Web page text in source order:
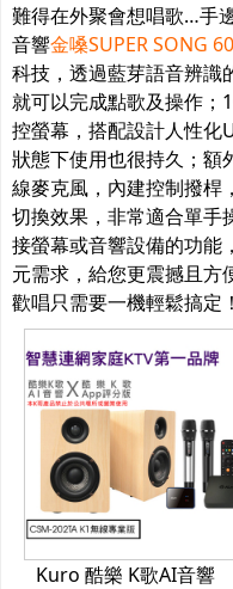
難得在外聚會想唱歌…手
音響金嗓SUPER SONG
科技，透過藍芽語音辨識
就可以完成點歌及操作；
控螢幕，搭配設計人性化
狀態下使用也很持久；額
線麥克風，內建控制撥桿
切換效果，非常適合單
接螢幕或音響設備的功能
元需求，給您更震撼且方
歡唱只需要一機輕鬆搞定
Kuro 酷樂 K歌AI音響